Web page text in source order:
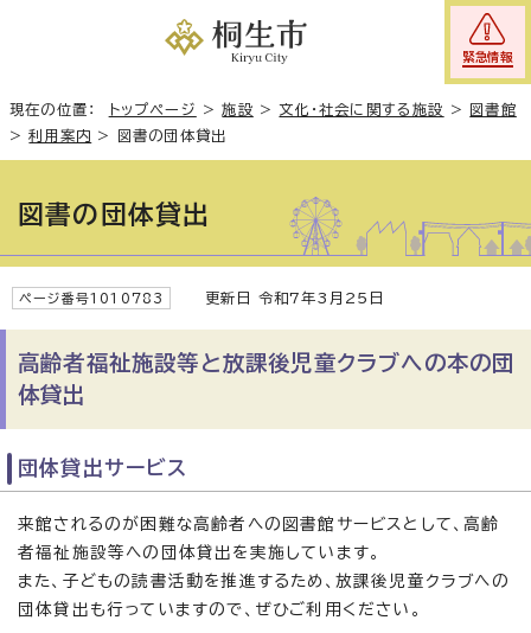
緊急情報
現在の位置： トップページ >施設 >文化・社会に関する施設 > 図書館
>利用案内 > 図書の団体貸出
図書の団体貸出
ページ番号1010783 更新日 令和7年3月25日
高齢者福祉施設等と放課後児童クラブへの本の団
体貸出
団体貸出サービス
来館されるのが困難な高齢者への図書館サービスとして、高齢
者福祉施設等への団体貸出を実施しています。
また、子どもの読書活動を推進するため、放課後児童クラブへの
団体貸出も行っていますので、ぜひご利用ください。